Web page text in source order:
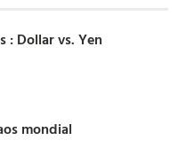
: Dollar vs. Yen
mondial